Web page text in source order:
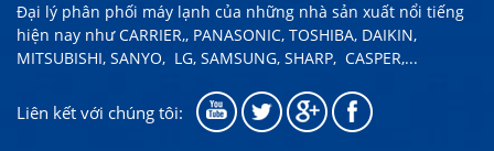
Đại lý phân phối máy lạnh của những nhà sản xuất nổi tiếng
hiện nay nhưCARRIER,, PANASONIC, TOSHIBA, DAIKIN,
MITSUBISHI, SANYO, LG, SAMSUNG, SHARP, CASPER,...
Liên kết với chúng tôi: